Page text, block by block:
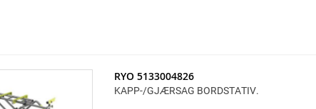
RYO 5133004826
KAPP-/GJÆRSAG BORDSTATIV.